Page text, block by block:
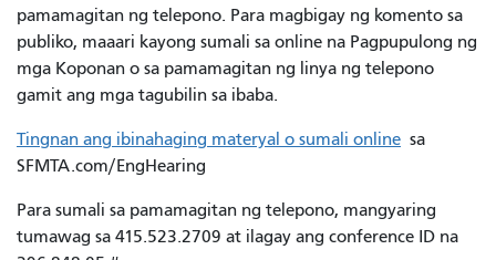
pamamagitan ng telepono. Para magbigay ng komento sa
publiko, maaari kayong sumali sa online na Pagpupulong ng
mga Koponan o sa pamamagitan ng linya ng telepono
gamit ang mga tagubilin sa ibaba.
Tingnan ang ibinahaging materyal o sumali online sa
SFMTA.com/EngHearing
Para sumali sa pamamagitan ng telepono, mangyaring
tumawag sa 415.523.2709 at ilagay ang conference ID na